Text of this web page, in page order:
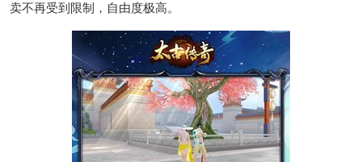
卖不再受到限制，自由度极高。